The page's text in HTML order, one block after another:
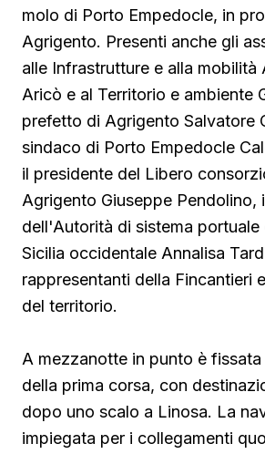
molo di Porto Empedocle, in
Agrigento. Presenti anche gli
alle Infrastrutture e alla mobilità
Aricò e al Territorio e ambiente
prefetto di Agrigento Salvatore
sindaco di Porto Empedocle
il presidente del Libero
Agrigento Giuseppe Pendolino,
dell'Autorità di sistema portuale
Sicilia occidentale Annalisa
rappresentanti della Fincantieri
del territorio.
A mezzanotte in punto è fissata
della prima corsa, con
dopo uno scalo a Linosa. La
impiegata per i collegamenti